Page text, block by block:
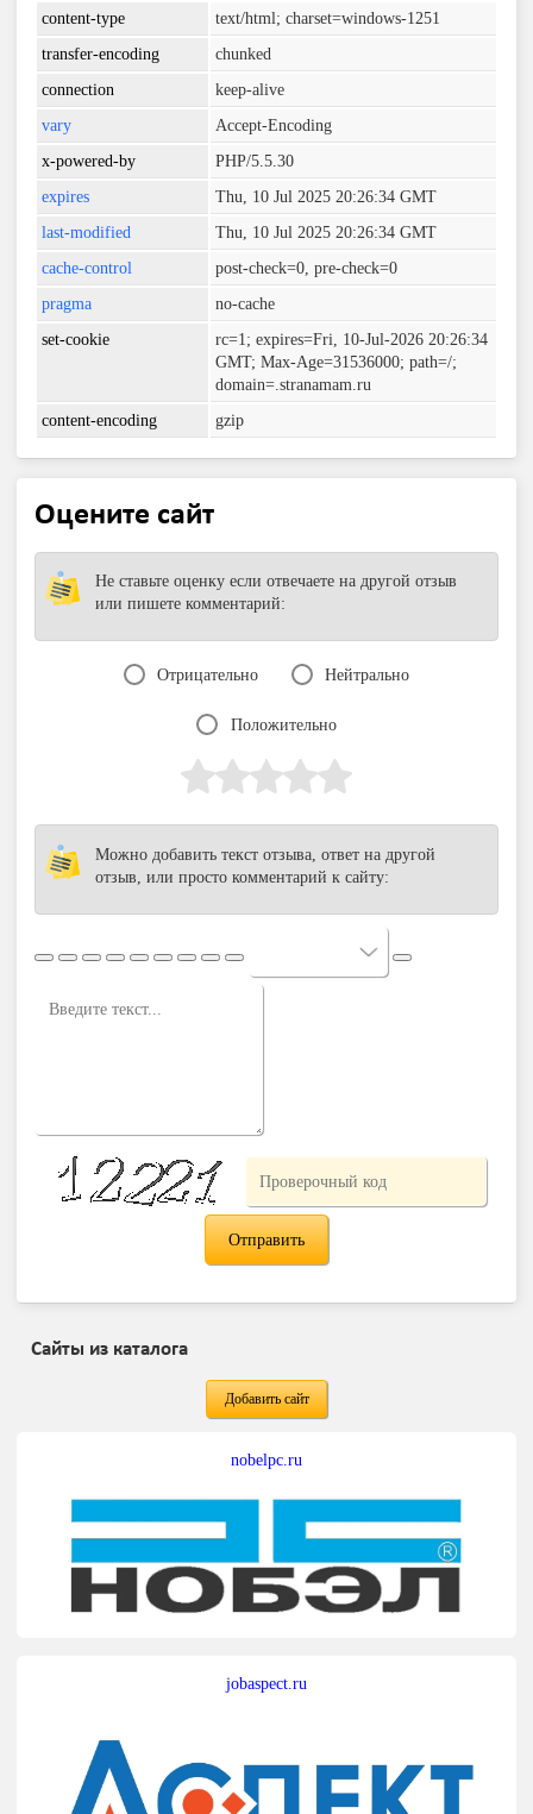
content-type
text/html; charset=windows-1251
transfer-encoding
chunked
connection
keep-alive
vary
Accept-Encoding
x-powered-by
PHP/5.5.30
expires
Thu, 10 Jul 2025 20:26:34 GMT
last-modified
Thu, 10 Jul 2025 20:26:34 GMT
cache-control
post-check=0, pre-check=0
pragma
no-cache
set-cookie
rc=1; expires=Fri, 10-Jul-2026 20:26:34
GMT; Max-Age=31536000; path=/;
domain=.stranamam.ru
content-encoding
gzip
Оцените сайт
Не ставьте оценку если отвечаете на другой отзыв
или пишете комментарий:
Отрицательно Нейтрально
Положительно
Можно добавить текст отзыва, ответ на другой
отзыв, или просто комментарий к сайту:
Сайты из каталога
Добавить сайт
nobelpc.ru
jobaspect.ru